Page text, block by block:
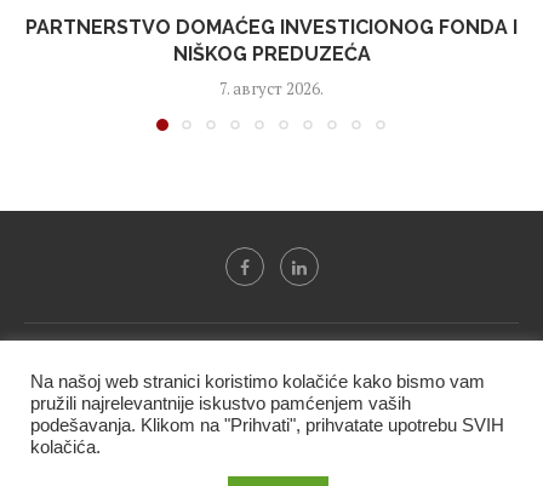
PARTNERSTVO DOMAĆEG INVESTICIONOG FONDA I
NIŠKOG PREDUZEĆA
7. август 2026.
BIF PRESS doo" i ne smeju se presnositi niti koristiti, delimično
ni u celosti, bez izričite dozvole kompanije.
Na našoj web stranici koristimo kolačiće kako bismo vam
pružili najrelevantnije iskustvo pamćenjem vaših
podešavanja. Klikom na "Prihvati", prihvatate upotrebu SVIH
kolačića.